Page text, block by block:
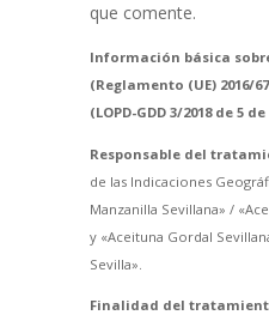
que comente.
Información básica
(Reglamento (UE) 2016/
(LOPD-GDD 3/2018 de 5
Responsable del
de las Indicaciones
Manzanilla Sevillana» /
y «Aceituna Gordal
Sevilla».
Finalidad del